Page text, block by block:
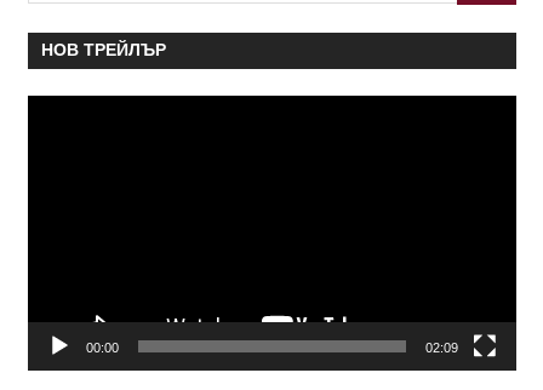
НОВ ТРЕЙЛЪР
00:00 02:09